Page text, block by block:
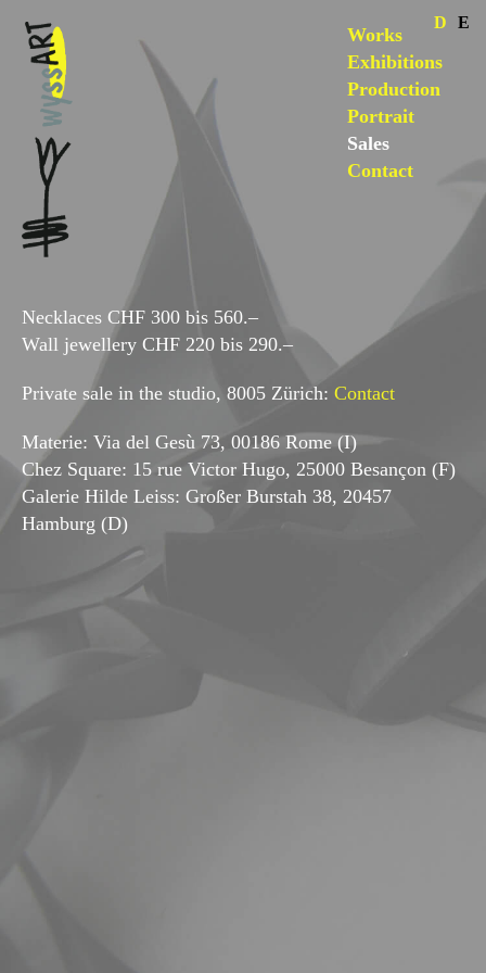
Works
Exhibitions
Production
Portrait
Sales
Contact
D E
Necklaces CHF 300 bis 560.–
Wall jewellery CHF 220 bis 290.–
Private sale in the studio, 8005 Zürich: Contact
Materie: Via del Gesù 73, 00186 Rome (I)
Chez Square: 15 rue Victor Hugo, 25000 Besançon (F)
Galerie Hilde Leiss: Großer Burstah 38, 20457
Hamburg (D)